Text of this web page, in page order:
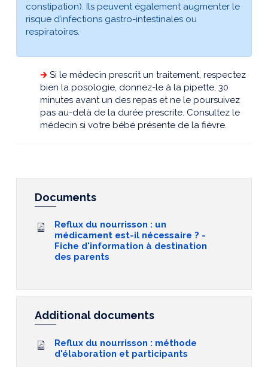
constipation). Ils peuvent également augmenter le
risque d’infections gastro-intestinales ou
respiratoires.
🡲 Si le médecin prescrit un traitement, respectez
bien la posologie, donnez-le à la pipette, 30
minutes avant un des repas et ne le poursuivez
pas au-delà de la durée prescrite. Consultez le
médecin si votre bébé présente de la fièvre.
Documents
Reflux du nourrisson : un
médicament est-il nécessaire ? -
Fiche d'information à destination
des parents
Additional documents
Reflux du nourrisson : méthode
d'élaboration et participants